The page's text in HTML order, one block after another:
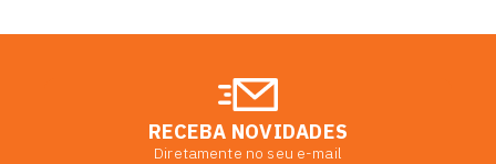
RECEBA NOVIDADES
Diretamente no seu e-mail